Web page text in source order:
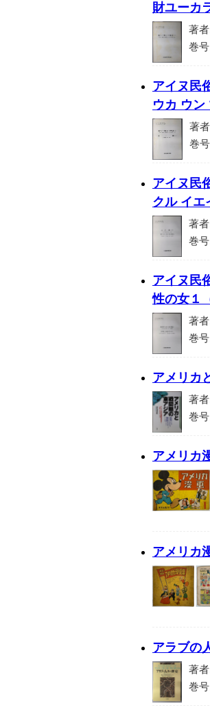
財ユーカ
著
巻
アイヌ民
ウカ ウン
著
巻
アイヌ民
クル イエ
著
巻
アイヌ民
性の女１
著
巻
アメリカ
著
巻
アメリカ
アメリカ
アラブの
著
巻